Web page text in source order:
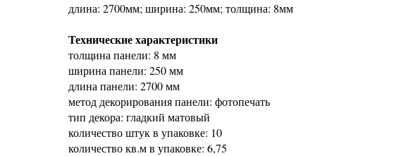
длина: 2700мм; ширина: 250мм; толщина: 8мм
Технические характеристики
толщина панели: 8 мм
ширина панели: 250 мм
длина панели: 2700 мм
метод декорирования панели: фотопечать
тип декора: гладкий матовый
количество штук в упаковке: 10
количество кв.м в упаковке: 6,75